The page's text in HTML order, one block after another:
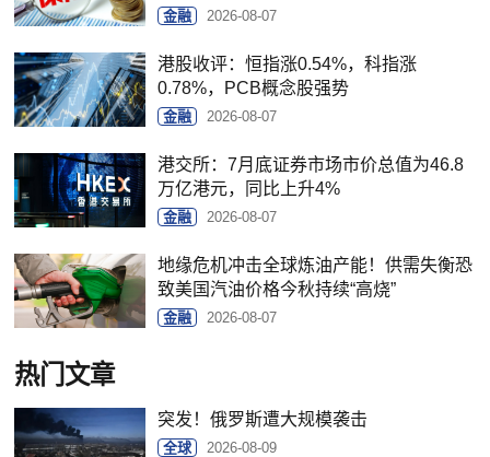
金融 2026-08-07
港股收评：恒指涨0.54%，科指涨
0.78%，PCB概念股强势
金融 2026-08-07
港交所：7月底证券市场市价总值为46.8
万亿港元，同比上升4%
金融 2026-08-07
地缘危机冲击全球炼油产能！供需失衡恐
致美国汽油价格今秋持续“高烧”
金融 2026-08-07
热门文章
突发！俄罗斯遭大规模袭击
全球 2026-08-09